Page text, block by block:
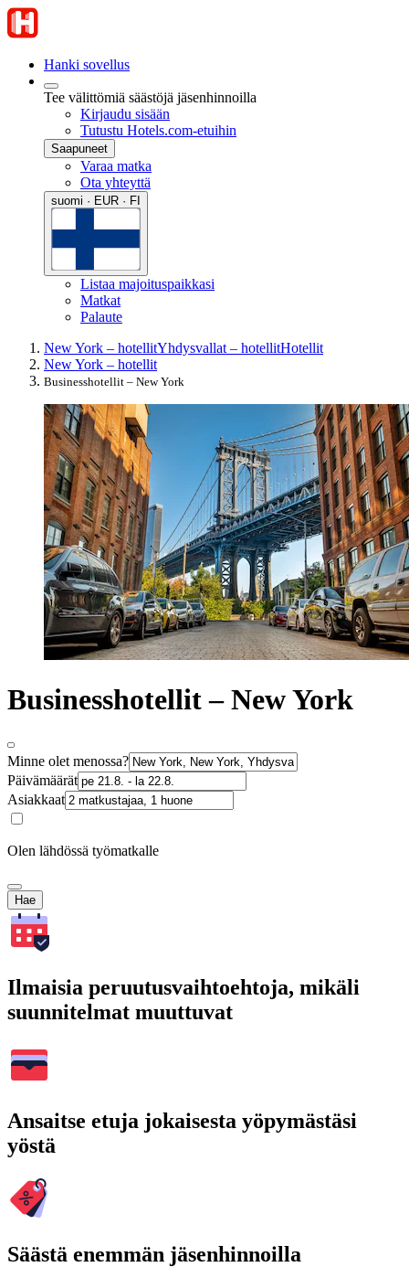
Hanki sovellus
Tee välittömiä säästöjä jäsenhinnoilla
Kirjaudu sisään
Tutustu Hotels.com-etuihin
Saapuneet
Varaa matka
Ota yhteyttä
suomi · EUR · FI
Listaa majoituspaikkasi
Matkat
Palaute
New York – hotellitYhdysvallat – hotellitHotellit
New York – hotellit
Businesshotellit – New York
Businesshotellit – New York
Minne olet menossa?
Päivämäärät
Asiakkaat
Olen lähdössä työmatkalle
Hae
Ilmaisia peruutusvaihtoehtoja, mikäli
suunnitelmat muuttuvat
Ansaitse etuja jokaisesta yöpymästäsi
yöstä
Säästä enemmän jäsenhinnoilla